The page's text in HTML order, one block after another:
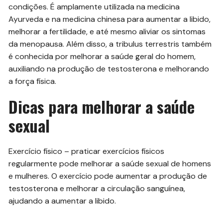
condições. É amplamente utilizada na medicina
Ayurveda e na medicina chinesa para aumentar a libido,
melhorar a fertilidade, e até mesmo aliviar os sintomas
da menopausa. Além disso, a tribulus terrestris também
é conhecida por melhorar a saúde geral do homem,
auxiliando na produção de testosterona e melhorando
a força física.
Dicas para melhorar a saúde
sexual
Exercício físico – praticar exercícios físicos
regularmente pode melhorar a saúde sexual de homens
e mulheres. O exercício pode aumentar a produção de
testosterona e melhorar a circulação sanguínea,
ajudando a aumentar a libido.